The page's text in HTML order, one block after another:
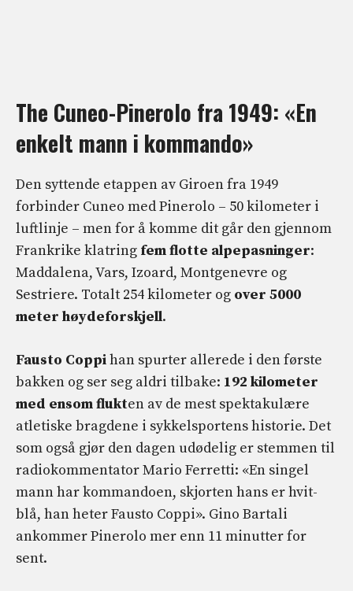
The Cuneo-Pinerolo fra 1949: «En
enkelt mann i kommando»
Den syttende etappen av Giroen fra 1949
forbinder Cuneo med Pinerolo – 50 kilometer i
luftlinje – men for å komme dit går den gjennom
Frankrike klatring fem flotte alpepasninger:
Maddalena, Vars, Izoard, Montgenevre og
Sestriere. Totalt 254 kilometer og over 5000
meter høydeforskjell.
Fausto Coppihan spurter allerede i den første
bakken og ser seg aldri tilbake: 192 kilometer
med ensom flukten av de mest spektakulære
atletiske bragdene i sykkelsportens historie. Det
som også gjør den dagen udødelig er stemmen til
radiokommentator Mario Ferretti: «En singel
mann har kommandoen, skjorten hans er hvit-
blå, han heter Fausto Coppi». Gino Bartali
ankommer Pinerolo mer enn 11 minutter for
sent.